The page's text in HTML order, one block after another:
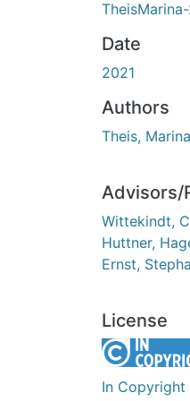
Date
2021
Authors
Theis, Marina
Advisors/
Wittekindt,
Huttner,
Ernst,
License
In Copyright